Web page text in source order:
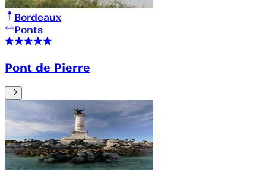
Bordeaux
Ponts
Pont de Pierre